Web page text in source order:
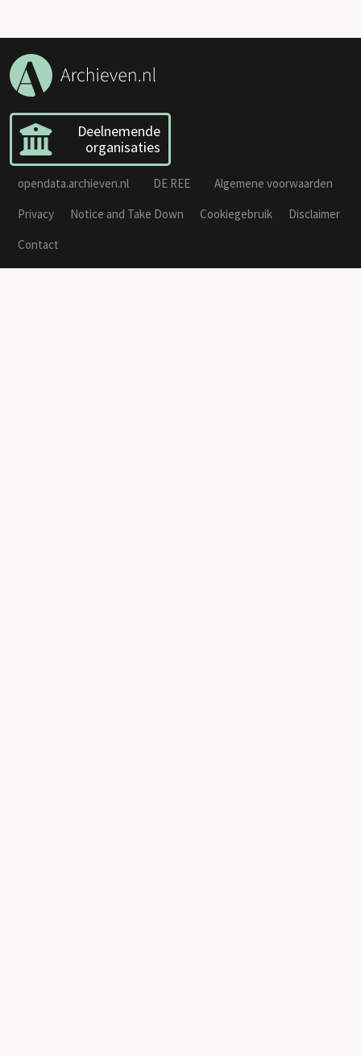
Deelnemende
organisaties
opendata.archieven.nl DE REE
Algemene voorwaarden
Privacy
Notice and Take Down Cookiegebruik
Disclaimer
Contact